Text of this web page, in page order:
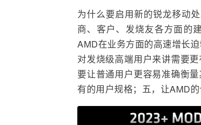
为什么要启用新的锐龙移动
商、客户、发烧友各方面的
AMD在业务方面的高速增长
对发烧级高端用户来讲需要
要让普通用户更容易准确衡
有的用户规格；五，让AMD